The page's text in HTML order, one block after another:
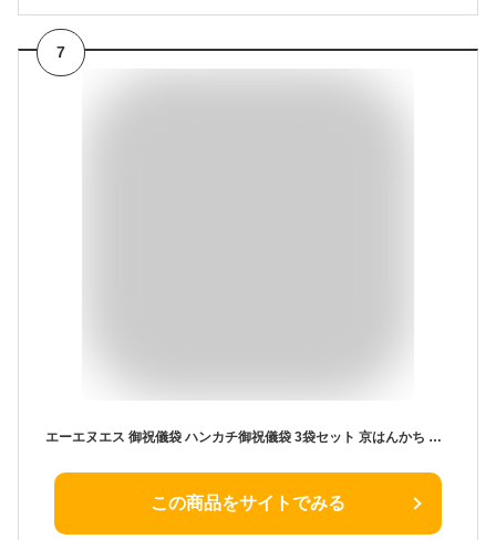
7
エーエヌエス 御祝儀袋 ハンカチ御祝儀袋 3袋セット 京はんかち 布製 綿100 Percent 金封袋 お祝 結婚祝い 出産祝い 新築祝い 卒業祝い 入学祝い 就職祝い プレゼント ギフト 熨斗袋 のし袋 日本製 (おまかせ)
この商品をサイトでみる